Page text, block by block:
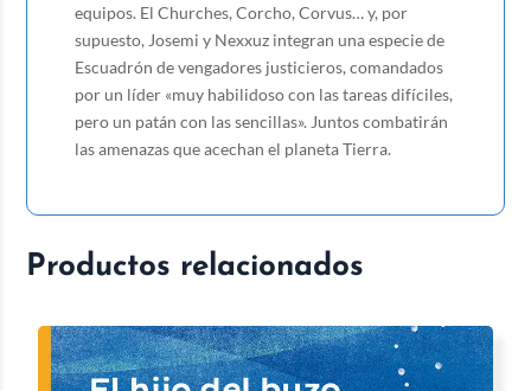
equipos. El Churches, Corcho, Corvus… y, por
supuesto, Josemi y Nexxuz integran una especie de
Escuadrón de vengadores justicieros, comandados
por un líder «muy habilidoso con las tareas difíciles,
pero un patán con las sencillas». Juntos combatirán
las amenazas que acechan el planeta Tierra.
Productos relacionados